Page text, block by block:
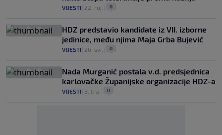
VIJESTI 22. ruj. 0
HDZ predstavio kandidate iz VII. izborne
jedinice, među njima Maja Grba Bujević
VIJESTI 26. svi. 0
Nada Murganić postala v.d. predsjednica
karlovačke Županijske organizacije HDZ-a
VIJESTI 8. tra. 0